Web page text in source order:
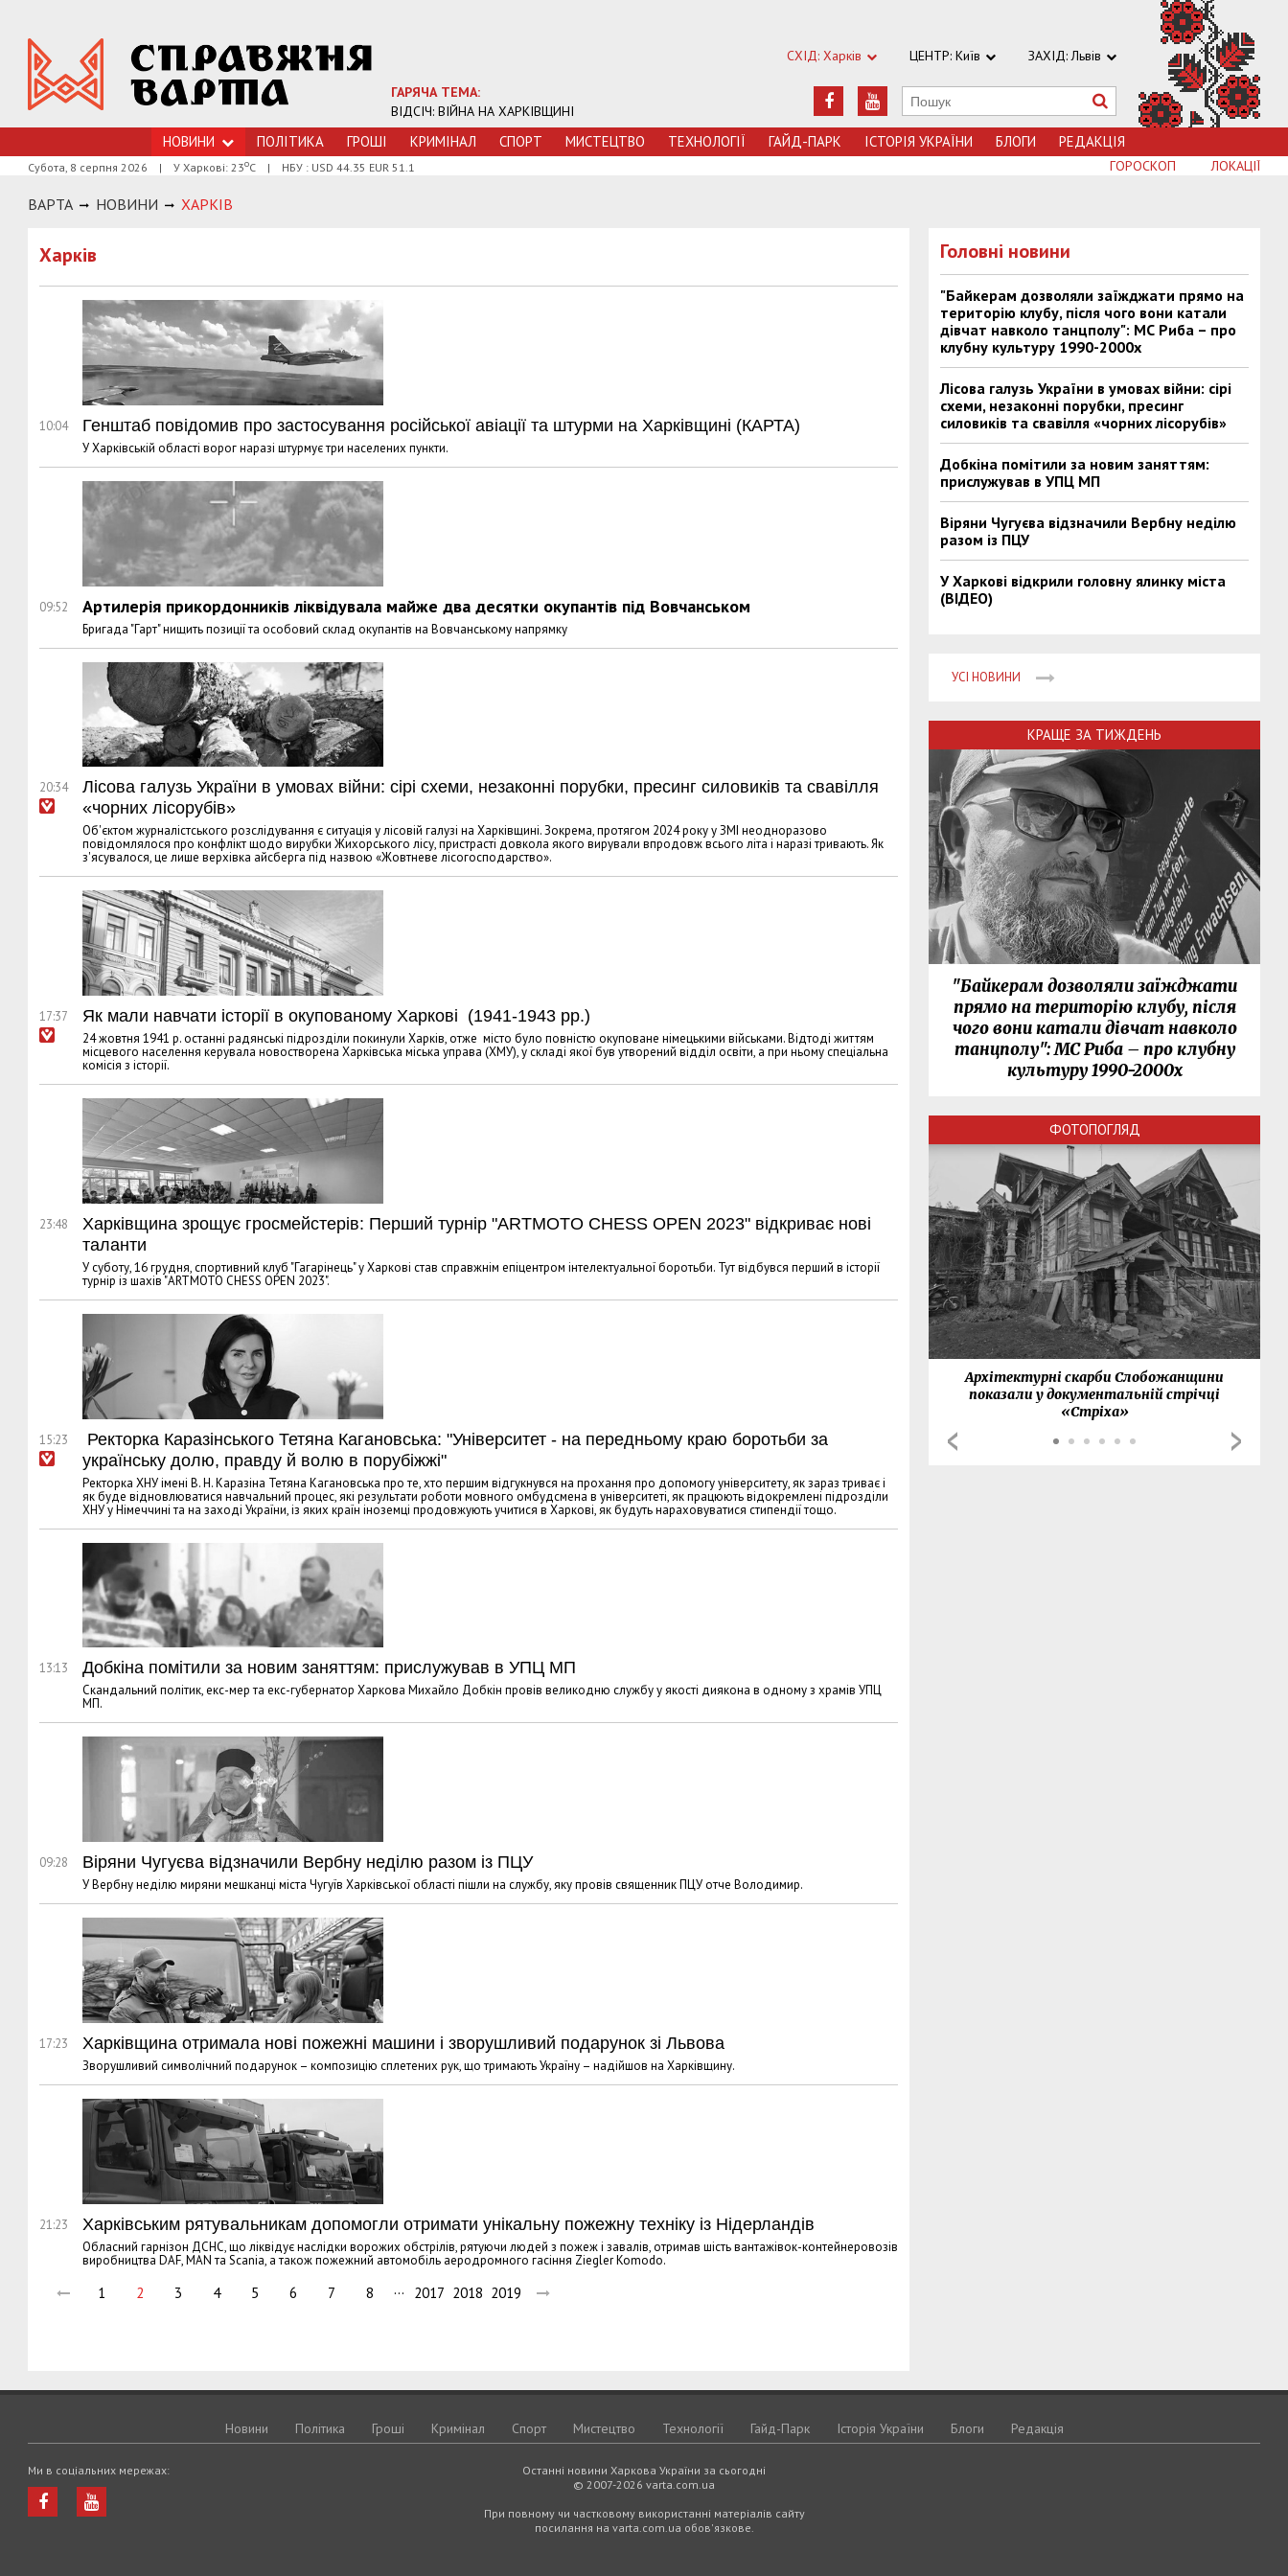
ГАРЯЧА ТЕМА:
ВІДСІЧ: ВІЙНА НА ХАРКІВЩИНІ
СХІД: Харків ЦЕНТР: Київ ЗАХІД: Львів
НОВИНИ ПОЛІТИКА ГРОШI КРИМIНАЛ СПОРТ МИСТЕЦТВО ТЕХНОЛОГIЇ ГАЙД-ПАРК ІСТОРІЯ УКРАЇНИ БЛОГИ РЕДАКЦІЯ
Субота, 8 серпня 2026 | У Харкові: 23оС | НБУ : USD 44.35 EUR 51.1 ЛОКАЦІЇ
ГОРОСКОП
ВАРТА НОВИНИ ХАРКIВ
Харкiв
10:04 Генштаб повідомив про застосування російської авіації та штурми на Харківщині (КАРТА)
У Харківській області ворог наразі штурмує три населених пункти.
09:52 Артилерія прикордонників ліквідувала майже два десятки окупантів під Вовчанськом
Бригада "Гарт" нищить позиції та особовий склад окупантів на Вовчанському напрямку
20:34
Лісова галузь України в умовах війни: сірі схеми, незаконні порубки, пресинг силовиків та свавілля
«чорних лісорубів»
Об'єктом журналістського розслідування є ситуація у лісовій галузі на Харківщині. Зокрема, протягом 2024 року у ЗМІ неодноразово
повідомлялося про конфлікт щодо вирубки Жихорського лісу, пристрасті довкола якого вирували впродовж всього літа і наразі тривають. Як
з'ясувалося, це лише верхівка айсберга під назвою «Жовтневе лісогосподарство».
17:37 Як мали навчати історії в окупованому Харкові (1941-1943 рр.)
24 жовтня 1941 р. останні радянські підрозділи покинули Харків, отже місто було повністю окуповане німецькими військами. Відтоді життям
місцевого населення керувала новостворена Харківська міська управа (ХМУ), у складі якої був утворений відділ освіти, а при ньому спеціальна
комісія з історії.
23:48
Харківщина зрощує гросмейстерів: Перший турнір "ARTMOTO CHESS OPEN 2023" відкриває нові
таланти
У суботу, 16 грудня, спортивний клуб "Гагарінець" у Харкові став справжнім епіцентром інтелектуальної боротьби. Тут відбувся перший в історії
турнір із шахів "ARTMOTO CHESS OPEN 2023".
15:23
Ректорка Каразінського Тетяна Кагановська: "Університет - на передньому краю боротьби за
українську долю, правду й волю в порубіжжі"
Ректорка ХНУ імені В. Н. Каразіна Тетяна Кагановська про те, хто першим відгукнувся на прохання про допомогу університету, як зараз триває і
як буде відновлюватися навчальний процес, які результати роботи мовного омбудсмена в університеті, як працюють відокремлені підрозділи
ХНУ у Німеччині та на заході України, із яких країн іноземці продовжують учитися в Харкові, як будуть нараховуватися стипендії тощо.
13:13 Добкіна помітили за новим заняттям: прислужував в УПЦ МП
Скандальний політик, екс-мер та екс-губернатор Харкова Михайло Добкін провів великодню службу у якості диякона в одному з храмів УПЦ
МП.
09:28 Віряни Чугуєва відзначили Вербну неділю разом із ПЦУ
У Вербну неділю миряни мешканці міста Чугуїв Харківської області пішли на службу, яку провів священник ПЦУ отче Володимир.
17:23 Харківщина отримала нові пожежні машини і зворушливий подарунок зі Львова
Зворушливий символічний подарунок – композицію сплетених рук, що тримають Україну – надійшов на Харківщину.
21:23 Харківським рятувальникам допомогли отримати унікальну пожежну техніку із Нідерландів
Обласний гарнізон ДСНС, що ліквідує наслідки ворожих обстрілів, рятуючи людей з пожеж і завалів, отримав шість вантажівок-контейнеровозів
виробництва DAF, MAN та Scania, а також пожежний автомобіль аеродромного гасіння Ziegler Komodo.
1 2 3 4 5 6 7 8 … 2017 2018 2019
Головні новини
"Байкерам дозволяли заїжджати прямо на
територію клубу, після чого вони катали
дівчат навколо танцполу": МС Риба – про
клубну культуру 1990-2000х
Лісова галузь України в умовах війни: сірі
схеми, незаконні порубки, пресинг
силовиків та свавілля «чорних лісорубів»
Добкіна помітили за новим заняттям:
прислужував в УПЦ МП
Віряни Чугуєва відзначили Вербну неділю
разом із ПЦУ
У Харкові відкрили головну ялинку міста
(ВІДЕО)
УСІ НОВИНИ
КРАЩЕ ЗА ТИЖДЕНЬ
"Байкерам дозволяли заїжджати
прямо на територію клубу, після
чого вони катали дівчат навколо
танцполу": МС Риба – про клубну
культуру 1990-2000х
ФОТОПОГЛЯД
Архітектурні скарби Слобожанщини
показали у документальній стрічці
«Стріха»
Новини Політика Грошi Кримiнал Спорт Мистецтво Технологiї Гайд-Парк Історія України Блоги Редакція
Останні новини Харкова України за сьогодні
© 2007-2026 varta.com.ua
При повному чи частковому використанні матеріалів сайту
посилання на varta.com.ua обов'язкове.
Ми в соціальних мережах: